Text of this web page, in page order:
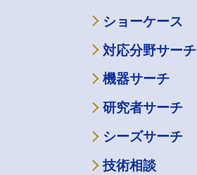
ショーケース
対応分野サーチ
機器サーチ
研究者サーチ
シーズサーチ
技術相談